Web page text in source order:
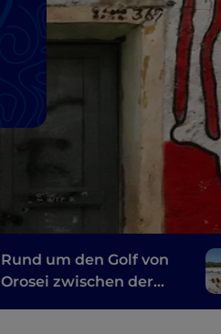
Rund um den Golf von
Orosei zwischen der